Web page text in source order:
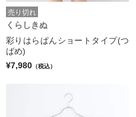
売り切れ
くらしきぬ
彩りはらぱんショートタイプ(つ
ばめ)
¥7,980 （税込）